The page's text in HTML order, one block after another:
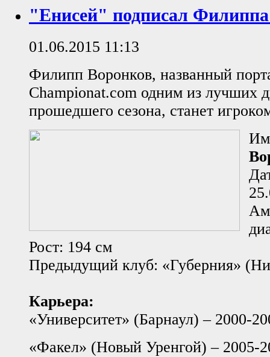
"Енисей" подписал
01.06.2015 11:13
Филипп Воронков, названный
Championat.com одним из лучших
прошедшего сезона, станет
Рост: 194 см
Предыдущий клуб: «Губерния»
Карьера:
«Университет» (Барнаул) – 2000-
«Факел» (Новый Уренгой) – 2005-